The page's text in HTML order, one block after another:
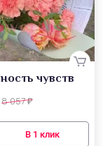
чувств
8 057₽